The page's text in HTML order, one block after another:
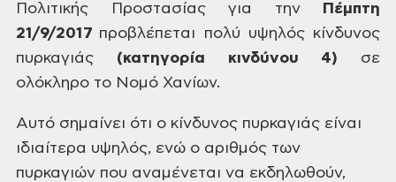
Πολιτικής Προστασίας για την
Πέμπτη
21/9/2017 προβλέπεται πολύ υψηλός κίνδυνος
πυρκαγιάς (κατηγορία κινδύνου 4) σε
ολόκληρο το Νομό Χανίων.
Αυτό σημαίνει ότι ο κίνδυνος πυρκαγιάς είναι
ιδιαίτερα υψηλός, ενώ ο αριθμός των
πυρκαγιών που αναμένεται να εκδηλωθούν,